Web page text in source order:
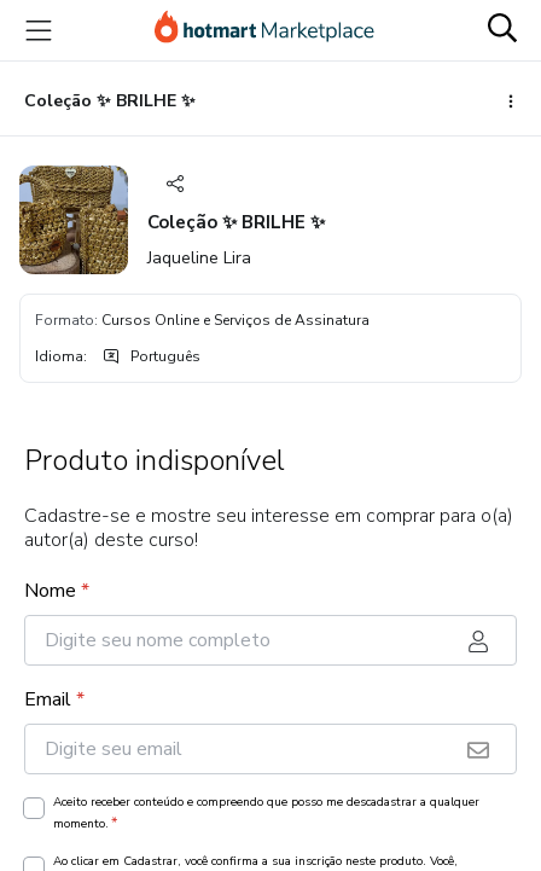
para
conteúdo
principal
para
pagamento
para
rodapé
Coleção ✨ BRILHE ✨
Coleção ✨ BRILHE ✨
Jaqueline Lira
Formato: Cursos Online e Serviços de Assinatura
Idioma: Português
Produto indisponível
Cadastre-se e mostre seu interesse em comprar para o(a)
autor(a) deste curso!
Nome *
Email*
Aceito receber conteúdo e compreendo que posso me descadastrar a qualquer
momento. *
Ao clicar em Cadastrar, você confirma a sua inscrição neste produto. Você,